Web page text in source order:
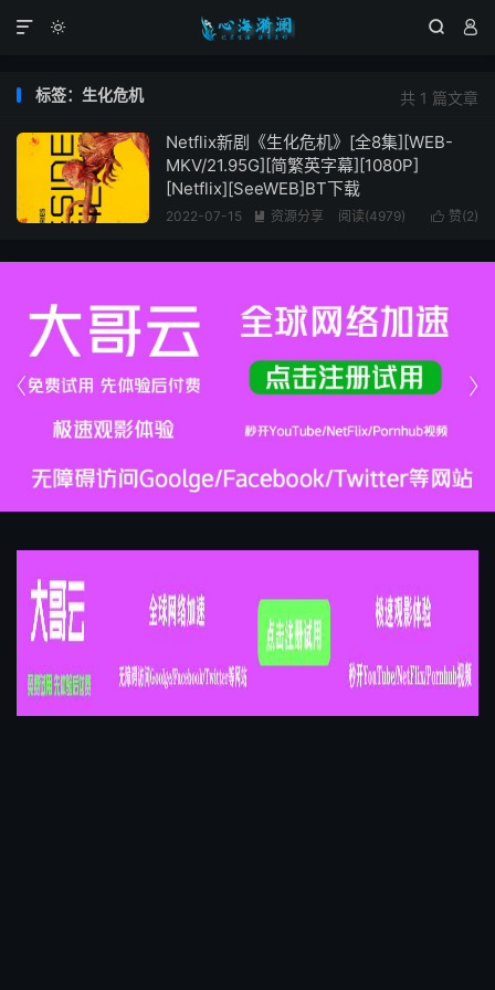
  

共 1 篇文章
标签：生化危机
Netflix新剧《生化危机》[全8集][WEB-
MKV/21.95G][简繁英字幕][1080P]
[Netflix][SeeWEB]BT下载
 赞(2)
2022-07-15  资源分享 阅读(4979)

